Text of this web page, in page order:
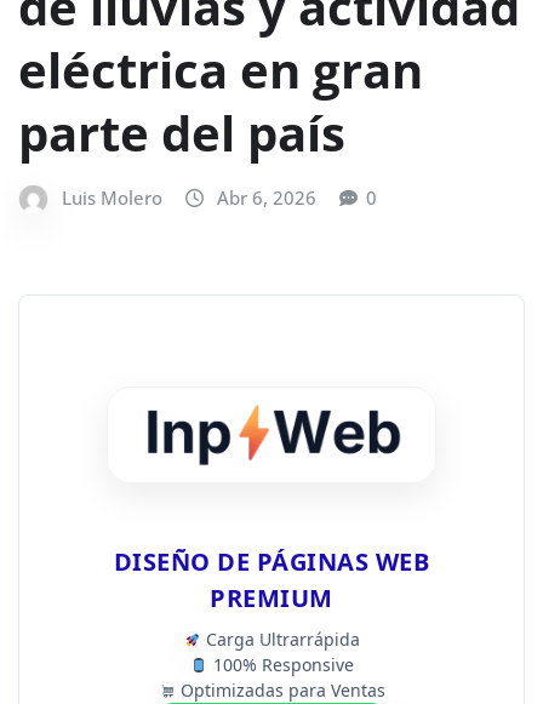
eléctrica en gran
parte del país
Luis Molero Abr 6, 2026 0
DISEÑO DE PÁGINAS WEB
PREMIUM
Carga Ultrarrápida
100% Responsive
Optimizadas para Ventas